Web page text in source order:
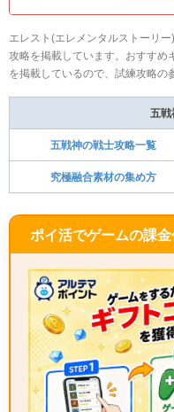
エレスト(エレメンタルストーリ
攻略を掲載しています。おすすめ
を掲載しているので、試練攻略の
五戦
五戦神の戦士攻略一覧
究極融合素材の集め方
ポイ活でゲームの課金